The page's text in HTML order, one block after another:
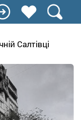
Салтівці